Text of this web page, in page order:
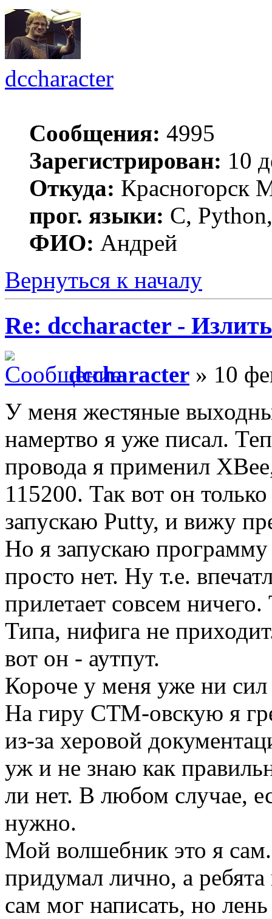
dccharacter
Сообщения: 4995
Зарегистрирован: 10
Откуда: Красногорск
прог. языки: C,
ФИО: Андрей
Вернуться к началу
Re: dccharacter -
dccharacter » 10
У меня жестяные
намертво я уже писал.
провода я применил
115200. Так вот он
запускаю Putty, и вижу
Но я запускаю
просто нет. Ну т.е.
прилетает совсем
Типа, нифига не
вот он - аутпут.
Короче у меня уже ни
На гиру СТМ-овскую я
из-за херовой
уж и не знаю как
ли нет. В любом случае,
нужно.
Мой волшебник это я
придумал лично, а
сам мог написать, но